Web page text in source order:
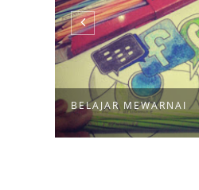
BELAJAR MEWARNAI